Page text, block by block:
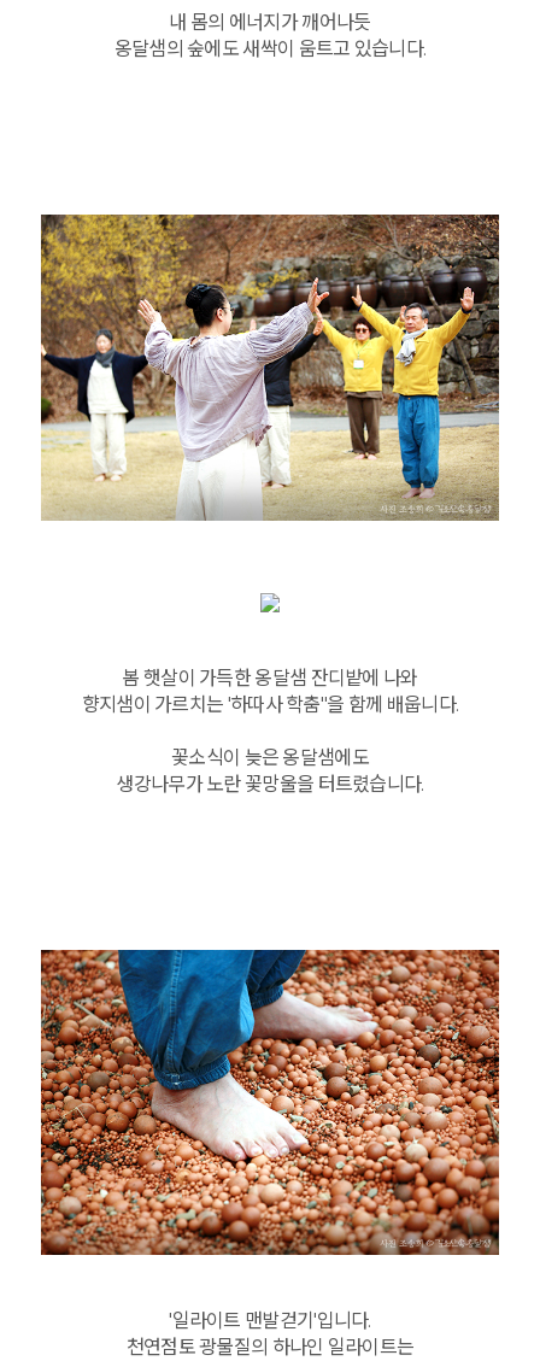
내 몸의 에너지가 깨어나듯
옹달샘의 숲에도 새싹이 움트고 있습니다.
봄 햇살이 가득한 옹달샘 잔디밭에 나와
향지샘이 가르치는 '하따사 학춤''을 함께 배웁니다.
꽃소식이 늦은 옹달샘에도
생강나무가 노란 꽃망울을 터트렸습니다.
'일라이트 맨발걷기'입니다.
천연점토 광물질의 하나인 일라이트는